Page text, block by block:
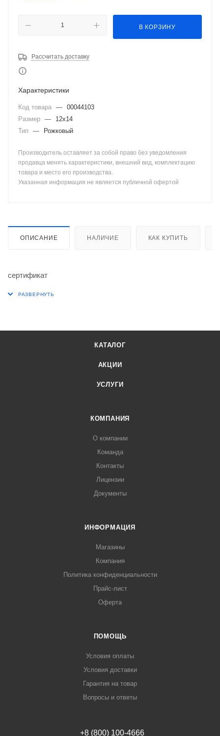
В КОРЗИНУ
Рассчитать доставку
Характеристики
Код товара — 00044103
Размер —
12х14
Тип
— Рожковый
Производитель оставляет за собой право без уведомления
продавца менять характеристики, внешний вид, комплектацию
товара и место его производства.
Указанная информация не является публичной офертой
ОПИСАНИЕ НАЛИЧИЕ КАК КУПИТЬ
сертификат
КАТАЛОГ
АКЦИИ
УСЛУГИ
КОМПАНИЯ
О компании
Команда
Контакты
Лицензии
Документы
ИНФОРМАЦИЯ
Магазины
Компания
Политика конфиденциальности
Прайс-лист
Оферта
ПОМОЩЬ
Условия оплаты
Условия доставки
Гарантия на товар
Вопросы и ответы
+8 (800) 100-4666